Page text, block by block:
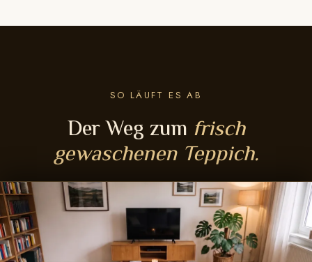
SO LÄUFT ES AB
Der Weg zum frisch
gewaschenen Teppich.